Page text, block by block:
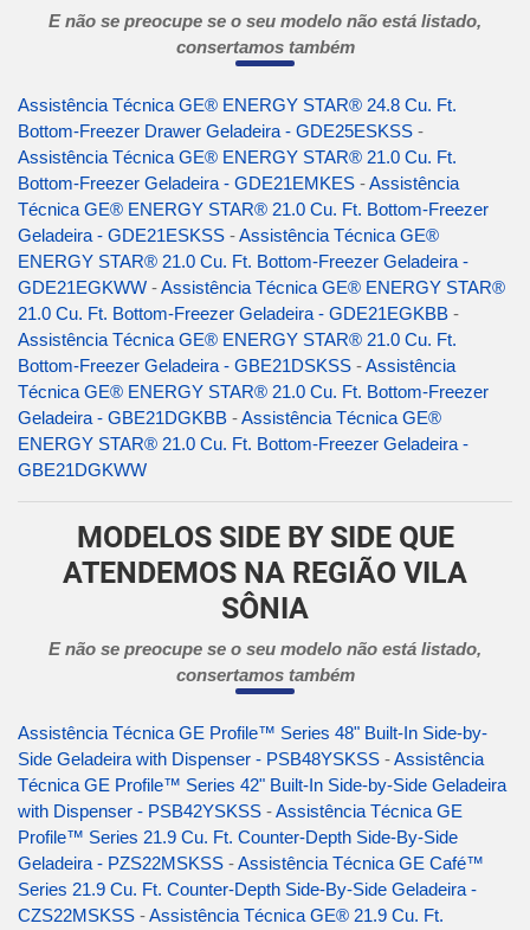
E não se preocupe se o seu modelo não está listado,
consertamos também
Assistência Técnica GE® ENERGY STAR® 24.8 Cu. Ft.
Bottom-Freezer Drawer Geladeira - GDE25ESKSS -
Assistência Técnica GE® ENERGY STAR® 21.0 Cu. Ft.
Bottom-Freezer Geladeira - GDE21EMKES -Assistência
Técnica GE® ENERGY STAR® 21.0 Cu. Ft. Bottom-Freezer
Geladeira - GDE21ESKSS -Assistência Técnica GE®
ENERGY STAR® 21.0 Cu. Ft. Bottom-Freezer Geladeira -
GDE21EGKWW -Assistência Técnica GE® ENERGY STAR®
21.0 Cu. Ft. Bottom-Freezer Geladeira - GDE21EGKBB -
Assistência Técnica GE® ENERGY STAR® 21.0 Cu. Ft.
Bottom-Freezer Geladeira - GBE21DSKSS -Assistência
Técnica GE® ENERGY STAR® 21.0 Cu. Ft. Bottom-Freezer
Geladeira - GBE21DGKBB -Assistência Técnica GE®
ENERGY STAR® 21.0 Cu. Ft. Bottom-Freezer Geladeira -
GBE21DGKWW
MODELOS SIDE BY SIDE QUE
ATENDEMOS NA REGIÃO VILA
SÔNIA
E não se preocupe se o seu modelo não está listado,
consertamos também
Assistência Técnica GE Profile™ Series 48" Built-In Side-by-
Side Geladeira with Dispenser - PSB48YSKSS -Assistência
Técnica GE Profile™ Series 42" Built-In Side-by-Side Geladeira
with Dispenser - PSB42YSKSS -Assistência Técnica GE
Profile™ Series 21.9 Cu. Ft. Counter-Depth Side-By-Side
Geladeira - PZS22MSKSS -Assistência Técnica GE Café™
Series 21.9 Cu. Ft. Counter-Depth Side-By-Side Geladeira -
CZS22MSKSS -Assistência Técnica GE® 21.9 Cu. Ft.